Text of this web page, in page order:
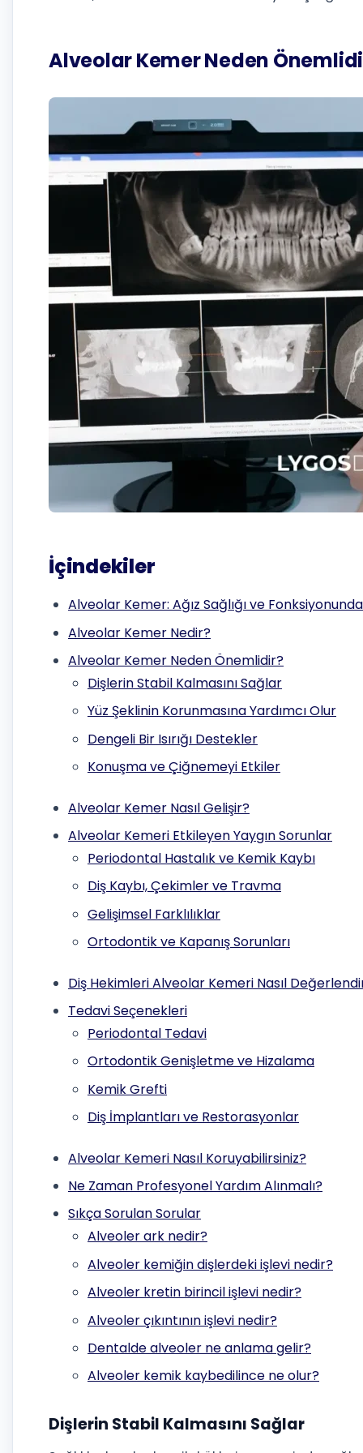
Alveolar Kemer Neden
İçindekiler
Alveolar Kemer: Ağız Sağlığı ve
Alveolar Kemer Nedir?
Alveolar Kemer Neden Önemlidir?
Dişlerin Stabil Kalmasını Sağlar
Yüz Şeklinin Korunmasına Yardımcı Olur
Dengeli Bir Isırığı Destekler
Konuşma ve Çiğnemeyi Etkiler
Alveolar Kemer Nasıl Gelişir?
Alveolar Kemeri Etkileyen Yaygın Sorunlar
Periodontal Hastalık ve Kemik Kaybı
Diş Kaybı, Çekimler ve Travma
Gelişimsel Farklılıklar
Ortodontik ve Kapanış Sorunları
Diş Hekimleri Alveolar Kemeri Nasıl
Tedavi Seçenekleri
Periodontal Tedavi
Ortodontik Genişletme ve Hizalama
Kemik Grefti
Diş İmplantları ve Restorasyonlar
Alveolar Kemeri Nasıl Koruyabilirsiniz?
Ne Zaman Profesyonel Yardım Alınmalı?
Sıkça Sorulan Sorular
Alveoler ark nedir?
Alveoler kemiğin dişlerdeki işlevi nedir?
Alveoler kretin birincil işlevi nedir?
Alveoler çıkıntının işlevi nedir?
Dentalde alveoler ne anlama gelir?
Alveoler kemik kaybedilince ne olur?
Dişlerin Stabil Kalmasını Sağlar